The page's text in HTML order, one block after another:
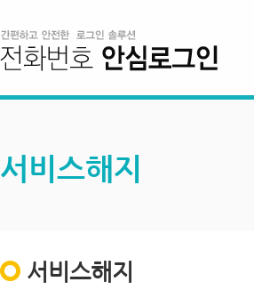
서비스해지
서비스해지